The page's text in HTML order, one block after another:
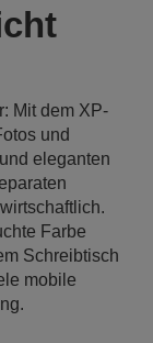
Mit dem XP-
und
eleganten
Farbe
Schreibtisch
mobile